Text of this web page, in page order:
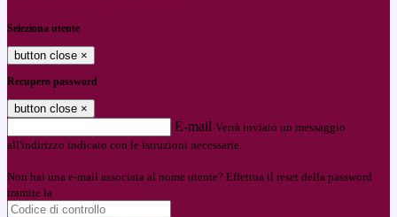
Seleziona utente
button close ×
Recupero password
button close ×
E-mail Verrà inviato un messaggio
all'indirizzo indicato con le istruzioni necessarie.
Non hai una e-mail associata al nome utente? Effettua il reset della password
tramite la